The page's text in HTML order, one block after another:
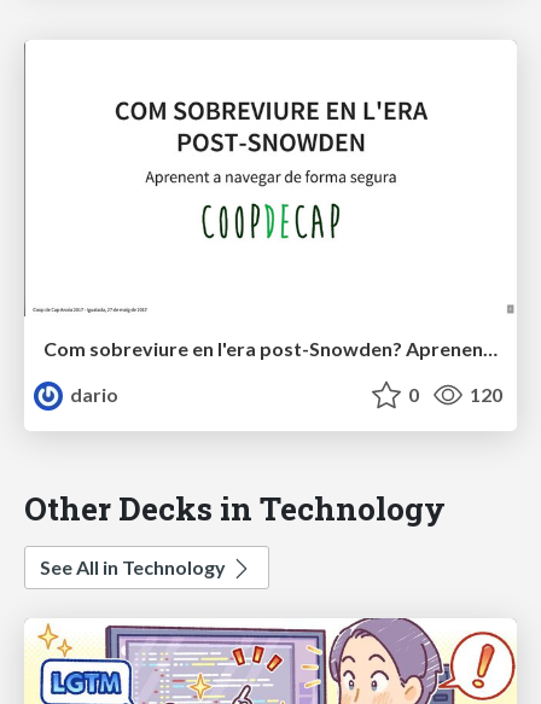
Com sobreviure en l'era post-Snowden? Aprenent a navegar de forma segura
dario
0 120
Other Decks in Technology
See All in Technology